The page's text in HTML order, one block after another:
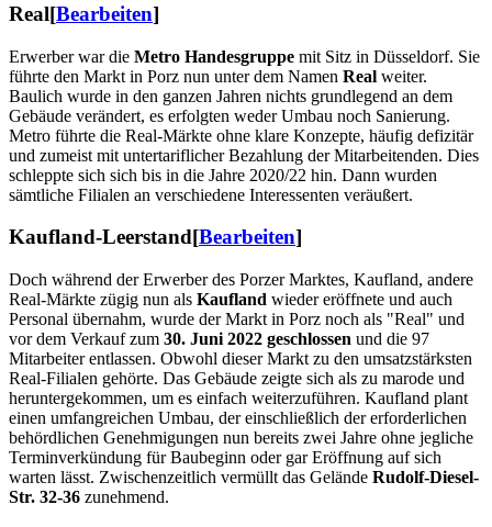
Real[Bearbeiten]
Erwerber war die Metro Handesgruppe mit Sitz in Düsseldorf. Sie
führte den Markt in Porz nun unter dem Namen Real weiter.
Baulich wurde in den ganzen Jahren nichts grundlegend an dem
Gebäude verändert, es erfolgten weder Umbau noch Sanierung.
Metro führte die Real-Märkte ohne klare Konzepte, häufig defizitär
und zumeist mit untertariflicher Bezahlung der Mitarbeitenden. Dies
schleppte sich sich bis in die Jahre 2020/22 hin. Dann wurden
sämtliche Filialen an verschiedene Interessenten veräußert.
Kaufland-Leerstand[Bearbeiten]
Doch während der Erwerber des Porzer Marktes, Kaufland, andere
Real-Märkte zügig nun als Kaufland wieder eröffnete und auch
Personal übernahm, wurde der Markt in Porz noch als "Real" und
vor dem Verkauf zum 30. Juni 2022 geschlossen und die 97
Mitarbeiter entlassen. Obwohl dieser Markt zu den umsatzstärksten
Real-Filialen gehörte. Das Gebäude zeigte sich als zu marode und
heruntergekommen, um es einfach weiterzuführen. Kaufland plant
einen umfangreichen Umbau, der einschließlich der erforderlichen
behördlichen Genehmigungen nun bereits zwei Jahre ohne jegliche
Terminverkündung für Baubeginn oder gar Eröffnung auf sich
warten lässt. Zwischenzeitlich vermüllt das Gelände Rudolf-Diesel-
Str. 32-36 zunehmend.